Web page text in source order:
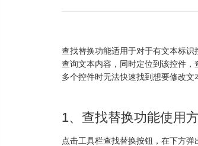
查找替换功能适用于对于有文本标
查询文本内容，同时定位到该控件
多个控件时无法快速找到想要修改
1、查找替换功能使用
点击工具栏查找替换按钮，在下方